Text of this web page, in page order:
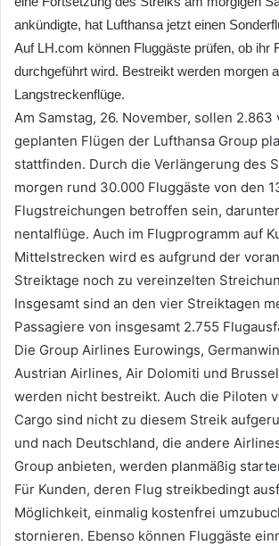
ankündigte, hat Lufthansa jetzt einen
Auf LH.com können Fluggäste prüfen, ob ihr
durchgeführt wird. Bestreikt werden morgen
Langstreckenflüge.
Am Samstag, 26. November, sollen
geplanten Flügen der Lufthansa Group
stattfinden. Durch die Verlängerung des
morgen rund 30.000 Fluggäste von den
Flugstreichungen betroffen sein,
nentalflüge. Auch im Flugprogramm auf
Mittelstrecken wird es aufgrund der
Streiktage noch zu vereinzelten
Insgesamt sind an den vier Streiktagen
Passagiere von insgesamt 2.755
Die Group Airlines Eurowings,
Austrian Airlines, Air Dolomiti und
werden nicht bestreikt. Auch die Piloten
Cargo sind nicht zu diesem Streik
und nach Deutschland, die andere
Group anbieten, werden planmäßig
Für Kunden, deren Flug streikbedingt
Möglichkeit, einmalig kostenfrei
stornieren. Ebenso können Fluggäste